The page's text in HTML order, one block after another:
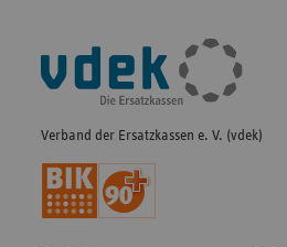
Fußleisten-
Navigation
Verband der Ersatzkassen e. V. (vdek)